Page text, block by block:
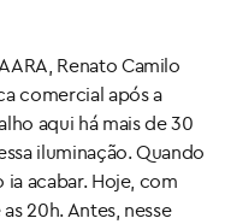
Renato Camilo
comercial após a
aqui há mais de 30
iluminação. Quando
ia acabar. Hoje, com
20h. Antes, nesse